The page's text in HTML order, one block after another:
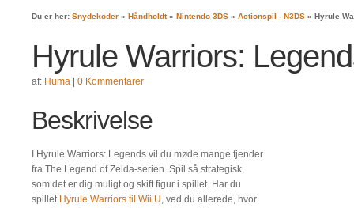
Du er her: Snydekoder » Håndholdt» Nintendo 3DS » Actionspil - N3DS » Hyrule
Hyrule Warriors:
af: Huma 0 Kommentarer
Beskrivelse
I Hyrule Warriors: Legends vil du møde mange fjender
fra The Legend of Zelda-serien. Spil så strategisk,
som det er dig muligt og skift figur i spillet. Har du
spillet Hyrule Warriors til Wii U, ved du allerede, hvor